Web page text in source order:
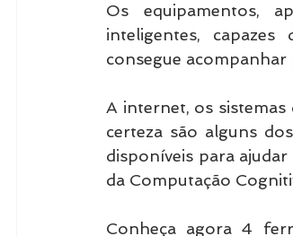
Os equipamentos,
inteligentes,
consegue acompanhar
A internet, os sistemas
certeza são alguns
disponíveis para
da Computação
Conheça agora 4